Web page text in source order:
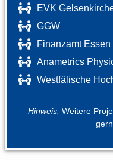
EVK
GGW
Finanzamt Essen
Anametrics
Westfälische
Hinweis: Weitere